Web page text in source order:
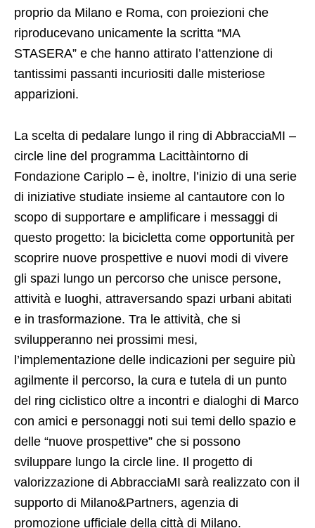
proprio da Milano e Roma, con proiezioni che
riproducevano unicamente la scritta “MA
STASERA” e che hanno attirato l’attenzione di
tantissimi passanti incuriositi dalle misteriose
apparizioni.
La scelta di pedalare lungo il ring di AbbracciaMI –
circle line del programma Lacittàintorno di
Fondazione Cariplo – è, inoltre, l’inizio di una serie
di iniziative studiate insieme al cantautore con lo
scopo di supportare e amplificare i messaggi di
questo progetto: la bicicletta come opportunità per
scoprire nuove prospettive e nuovi modi di vivere
gli spazi lungo un percorso che unisce persone,
attività e luoghi, attraversando spazi urbani abitati
e in trasformazione. Tra le attività, che si
svilupperanno nei prossimi mesi,
l’implementazione delle indicazioni per seguire più
agilmente il percorso, la cura e tutela di un punto
del ring ciclistico oltre a incontri e dialoghi di Marco
con amici e personaggi noti sui temi dello spazio e
delle “nuove prospettive” che si possono
sviluppare lungo la circle line. Il progetto di
valorizzazione di AbbracciaMI sarà realizzato con il
supporto di Milano&Partners, agenzia di
promozione ufficiale della città di Milano.